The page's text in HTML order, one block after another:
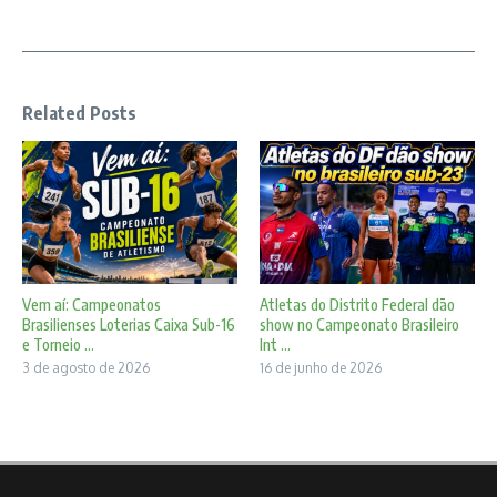
Related Posts
Vem aí: Campeonatos
Brasilienses Loterias Caixa Sub-16
e Torneio ...
3 de agosto de 2026
Atletas do Distrito Federal dão
show no Campeonato Brasileiro
Int ...
16 de junho de 2026